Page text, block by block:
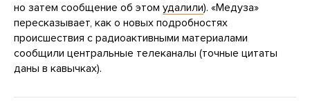
но затем сообщение об этом удалили). «Медуза»
пересказывает, как о новых подробностях
происшествия с радиоактивными материалами
сообщили центральные телеканалы (точные цитаты
даны в кавычках).